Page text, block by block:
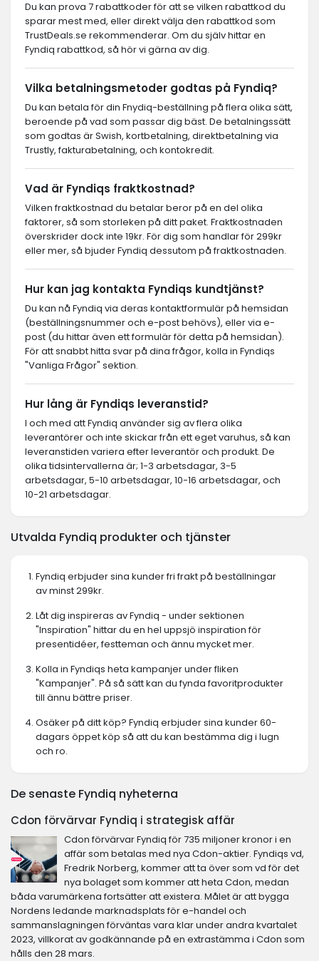
Du kan prova 7 rabattkoder för att se vilken rabattkod du
sparar mest med, eller direkt välja den rabattkod som
TrustDeals.se rekommenderar. Om du själv hittar en
Fyndiq rabattkod, så hör vi gärna av dig.
Vilka betalningsmetoder godtas på Fyndiq?
Du kan betala för din Fnydiq-beställning på flera olika sätt,
beroende på vad som passar dig bäst. De betalningssätt
som godtas är Swish, kortbetalning, direktbetalning via
Trustly, fakturabetalning, och kontokredit.
Vad är Fyndiqs fraktkostnad?
Vilken fraktkostnad du betalar beror på en del olika
faktorer, så som storleken på ditt paket. Fraktkostnaden
överskrider dock inte 19kr. För dig som handlar för 299kr
eller mer, så bjuder Fyndiq dessutom på fraktkostnaden.
Hur kan jag kontakta Fyndiqs kundtjänst?
Du kan nå Fyndiq via deras kontaktformulär på hemsidan
(beställningsnummer och e-post behövs), eller via e-
post (du hittar även ett formulär för detta på hemsidan).
För att snabbt hitta svar på dina frågor, kolla in Fyndiqs
"Vanliga Frågor" sektion.
Hur lång är Fyndiqs leveranstid?
I och med att Fyndiq använder sig av flera olika
leverantörer och inte skickar från ett eget varuhus, så kan
leveranstiden variera efter leverantör och produkt. De
olika tidsintervallerna är; 1-3 arbetsdagar, 3-5
arbetsdagar, 5-10 arbetsdagar, 10-16 arbetsdagar, och
10-21 arbetsdagar.
Utvalda Fyndiq produkter och tjänster
Fyndiq erbjuder sina kunder fri frakt på beställningar
av minst 299kr.
Låt dig inspireras av Fyndiq - under sektionen
"Inspiration" hittar du en hel uppsjö inspiration för
presentidéer, festteman och ännu mycket mer.
Kolla in Fyndiqs heta kampanjer under fliken
"Kampanjer". På så sätt kan du fynda favoritprodukter
till ännu bättre priser.
Osäker på ditt köp? Fyndiq erbjuder sina kunder 60-
dagars öppet köp så att du kan bestämma dig i lugn
och ro.
De senaste Fyndiq nyheterna
Cdon förvärvar Fyndiq i strategisk affär
Cdon förvärvar Fyndiq för 735 miljoner kronor i en
affär som betalas med nya Cdon-aktier. Fyndiqs vd,
Fredrik Norberg, kommer att ta över som vd för det
nya bolaget som kommer att heta Cdon, medan
båda varumärkena fortsätter att existera. Målet är att bygga
Nordens ledande marknadsplats för e-handel och
sammanslagningen förväntas vara klar under andra kvartalet
2023, villkorat av godkännande på en extrastämma i Cdon som
hålls den 28 mars.